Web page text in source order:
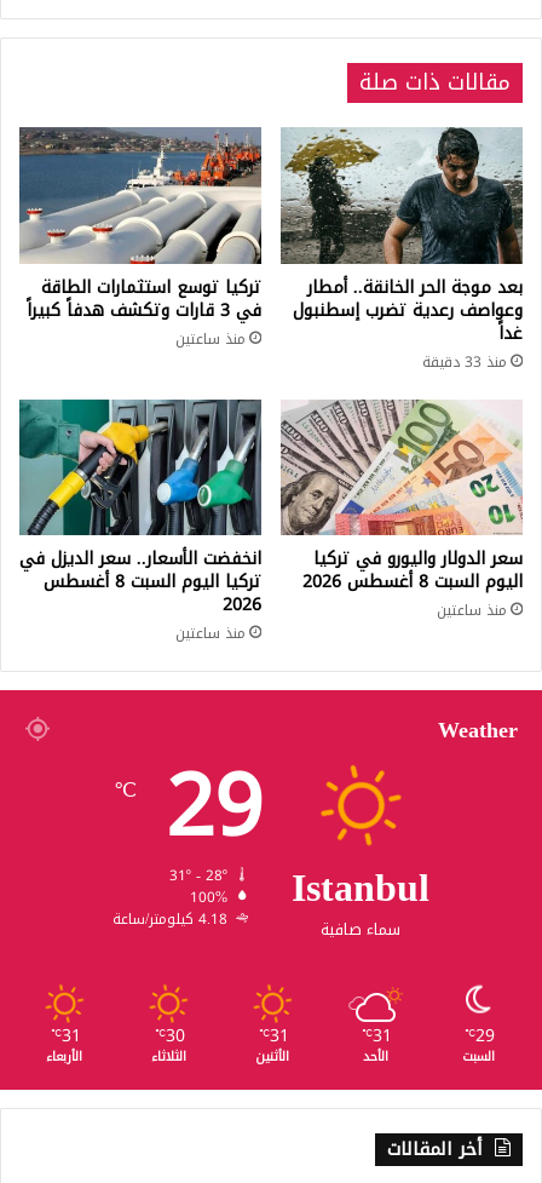
تركيا
مقالات ذات صلة
بعد موجة الحر الخانقة.. أمطار
وعواصف رعدية تضرب إسطنبول
غداً
منذ 33 دقيقة
تركيا توسع استثمارات الطاقة
في 3 قارات وتكشف هدفاً كبيراً
منذ ساعتين
سعر الدولار واليورو في تركيا
اليوم السبت 8 أغسطس 2026
منذ ساعتين
انخفضت الأسعار.. سعر الديزل في
تركيا اليوم السبت 8 أغسطس
2026
منذ ساعتين
Weather
Istanbul
سماء صافية
29
℃
100%
4.18 كيلومتر/ساعة
29
℃
السبت
31
℃
الأحد
31
℃
الأثنين
30
℃
الثلاثاء
31
℃
الأربعاء
أخر المقالات